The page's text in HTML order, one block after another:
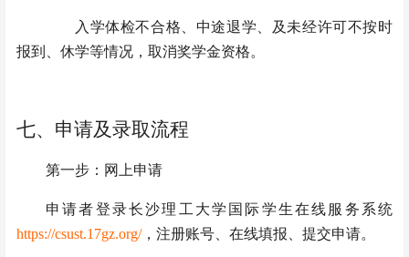
入学体检不合格、中途退学、及未经许可不按时
报到、休学等情况，取消奖学金资格。
七、申请及录取流程
第一步：网上申请
申请者登录长沙理工大学国际学生在线服务系统
https://csust.17gz.org/，注册账号、在线填报、提交申请。